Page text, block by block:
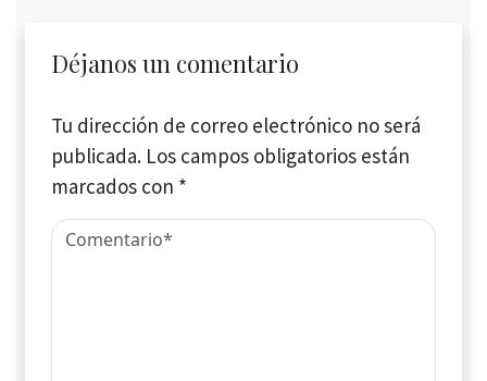
Déjanos un comentario
Tu dirección de correo electrónico no será
publicada. Los campos obligatorios están
marcados con *